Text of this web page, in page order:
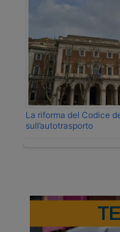
La riforma del Codice
sull’autotrasporto